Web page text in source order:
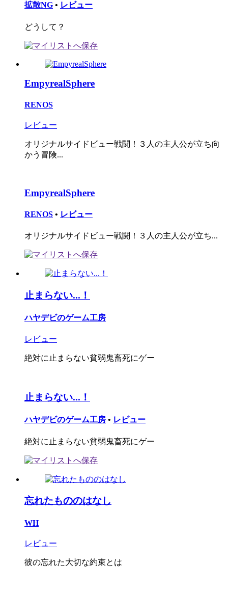
拡散NG • レビュー
どうして？
EmpyrealSphere
RENOS
レビュー
オリジナルサイドビュー戦闘！３人の主人公が立ち向
かう冒険...
EmpyrealSphere
RENOS • レビュー
オリジナルサイドビュー戦闘！３人の主人公が立ち...
止まらない...！
ハヤデビのゲーム工房
レビュー
絶対に止まらない貧弱鬼畜死にゲー
止まらない...！
ハヤデビのゲーム工房 • レビュー
絶対に止まらない貧弱鬼畜死にゲー
忘れたもののはなし
WH
レビュー
彼の忘れた大切な約束とは